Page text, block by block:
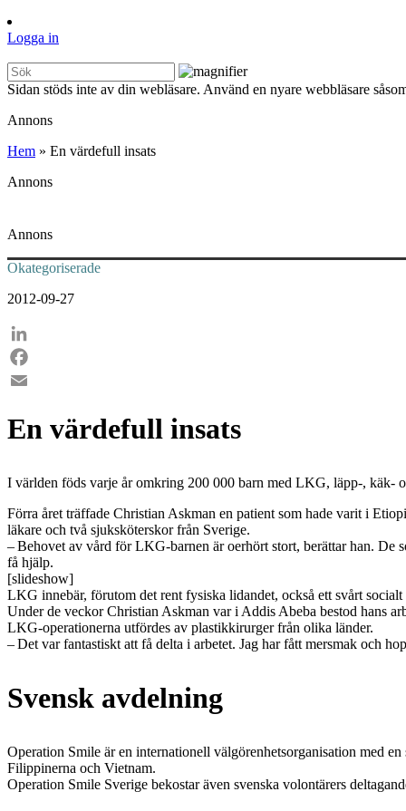
Logga in
Sidan stöds inte av din webläsare. Använd en nyare webbläsare
Annons
Hem » En värdefull insats
Annons
Annons
Okategoriserade
2012-09-27
LinkedIn
Facebook
En värdefull insats
I världen föds varje år omkring 200 000 barn med LKG, läpp-, käk-
Förra året träffade Christian Askman en patient som hade varit i
läkare och två sjuksköterskor från Sverige.
– Behovet av vård för LKG-barnen är oerhört stort, berättar han. De
få hjälp.
[slideshow]
LKG innebär, förutom det rent fysiska lidandet, också ett svårt
Under de veckor Christian Askman var i Addis Abeba bestod hans
LKG-operationerna utfördes av plastikkirurger från olika länder.
– Det var fantastiskt att få delta i arbetet. Jag har fått mersmak och
Svensk avdelning
Operation Smile är en internationell välgörenhetsorganisation med
Filippinerna och Vietnam.
Operation Smile Sverige bekostar även svenska volontärers